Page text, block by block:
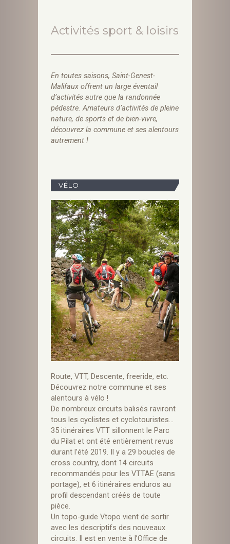
Activités sport & loisirs
En toutes saisons, Saint-Genest-
Malifaux offrent un large éventail
d’activités autre que la randonnée
pédestre. Amateurs d’activités de pleine
nature, de sports et de bien-vivre,
découvrez la commune et ses alentours
autrement !
VÉLO
Route, VTT, Descente, freeride, etc.
Découvrez notre commune et ses
alentours à vélo !
De nombreux circuits balisés raviront
tous les cyclistes et cyclotouristes…
35 itinéraires VTT sillonnent le Parc
du Pilat et ont été entièrement revus
durant l’été 2019. Il y a 29 boucles de
cross country, dont 14 circuits
recommandés pour les VTTAE (sans
portage), et 6 itinéraires enduros au
profil descendant créés de toute
pièce.
Un topo-guide Vtopo vient de sortir
avec les descriptifs des nouveaux
circuits. Il est en vente à l’Office de